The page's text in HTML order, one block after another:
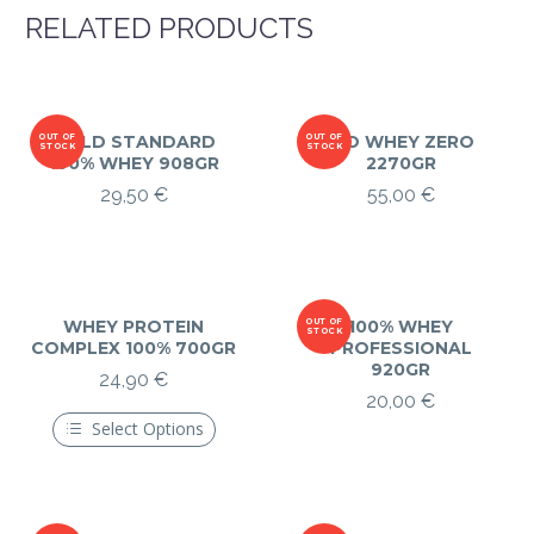
RELATED PRODUCTS
OUT OF
STOCK
GOLD STANDARD
100% WHEY 908GR
29,50 €
OUT OF
STOCKISO WHEY ZERO
2270GR
55,00 €
WHEY PROTEIN
COMPLEX 100% 700GR
24,90 €
Select Options
Ce
OUT OF
STOCK
100% WHEY
PROFESSIONAL
920GR
20,00 €